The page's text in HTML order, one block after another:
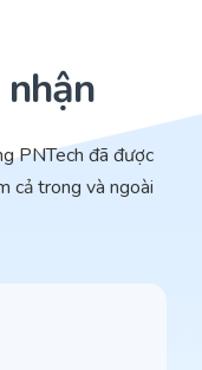
PNTech đã được
cả trong và ngoài